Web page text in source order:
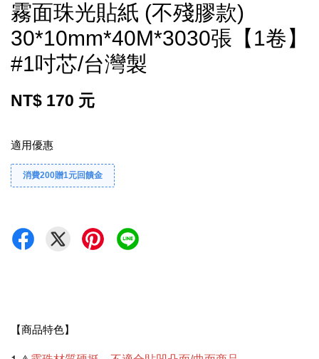
霧面珠光貼紙 (不殘膠款)
30*10mm*40M*3030張【1卷】
#1吋芯/台灣製
NT$ 170 元
適用優惠
消費200贈1元回饋金
【商品特色】